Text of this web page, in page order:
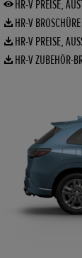
HR-V PREISE,
HR-V
HR-V PREISE,
HR-V ZUBEHÖR-